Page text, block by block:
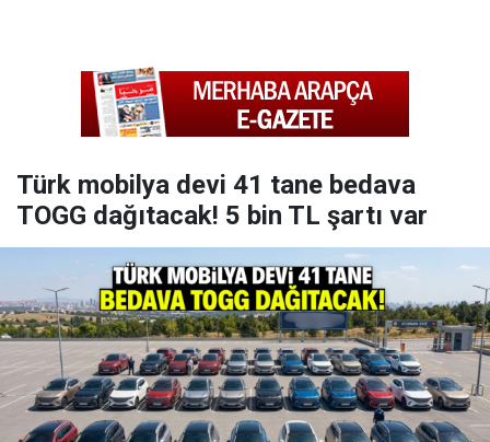
Türk mobilya devi 41 tane bedava
TOGG dağıtacak! 5 bin TL şartı var